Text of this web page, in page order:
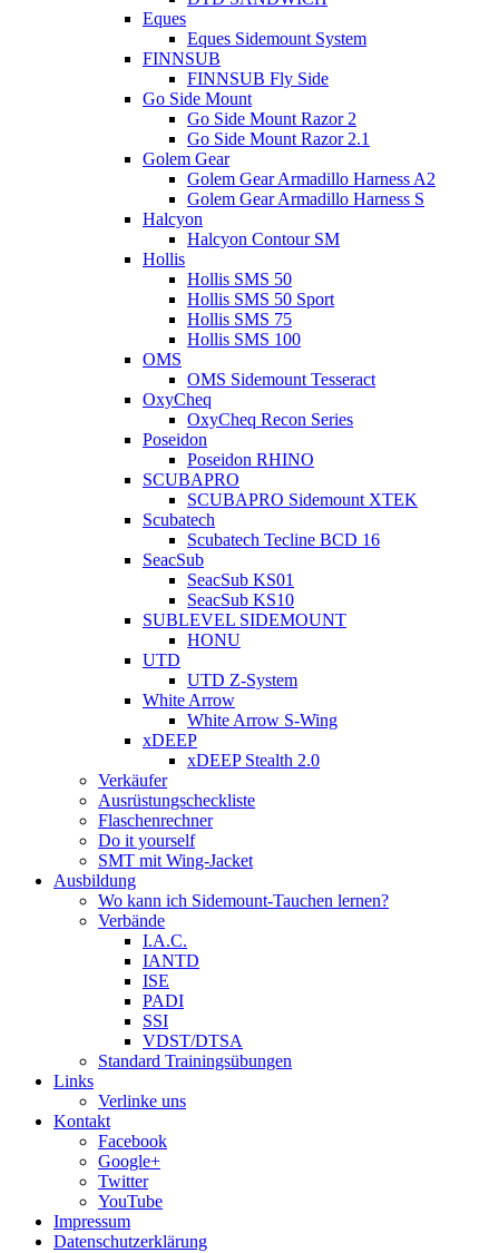
Eques
Eques Sidemount System
FINNSUB
FINNSUB Fly Side
Go Side Mount
Go Side Mount Razor 2
Go Side Mount Razor 2.1
Golem Gear
Golem Gear Armadillo Harness A2
Golem Gear Armadillo Harness S
Halcyon
Halcyon Contour SM
Hollis
Hollis SMS 50
Hollis SMS 50 Sport
Hollis SMS 75
Hollis SMS 100
OMS
OMS Sidemount Tesseract
OxyCheq
OxyCheq Recon Series
Poseidon
Poseidon RHINO
SCUBAPRO
SCUBAPRO Sidemount XTEK
Scubatech
Scubatech Tecline BCD 16
SeacSub
SeacSub KS01
SeacSub KS10
SUBLEVEL SIDEMOUNT
HONU
UTD
UTD Z-System
White Arrow
White Arrow S-Wing
xDEEP
xDEEP Stealth 2.0
Verkäufer
Ausrüstungscheckliste
Flaschenrechner
Do it yourself
SMT mit Wing-Jacket
Ausbildung
Wo kann ich Sidemount-Tauchen lernen?
Verbände
I.A.C.
IANTD
ISE
PADI
SSI
VDST/DTSA
Standard Trainingsübungen
Links
Verlinke uns
Kontakt
Facebook
Google+
Twitter
YouTube
Impressum
Datenschutzerklärung